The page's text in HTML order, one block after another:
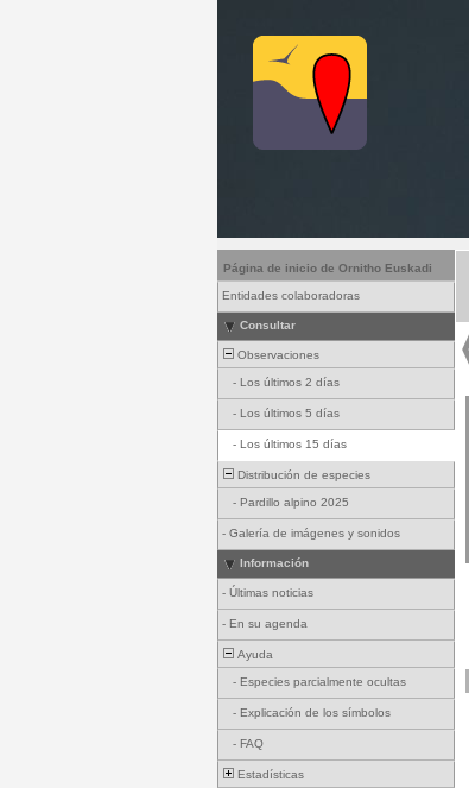
Página de inicio de Ornitho Euskadi
Entidades colaboradoras
Consultar
Observaciones
- Los últimos 2 días
- Los últimos 5 días
- Los últimos 15 días
Distribución de especies
- Pardillo alpino 2025
- Galería de imágenes y sonidos
Información
- Últimas noticias
- En su agenda
Ayuda
- Especies parcialmente ocultas
- Explicación de los símbolos
- FAQ
Estadísticas